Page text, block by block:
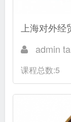
上海对外
admin
课程总数:5